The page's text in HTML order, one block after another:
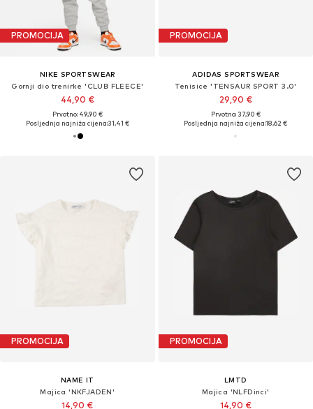
PROMOCIJA
NIKE SPORTSWEAR
Gornji dio trenirke 'CLUB FLEECE'
44,90 €
Prvotno: 49,90 €
Posljednja najniža cijena:31,41 €
PROMOCIJA
ADIDAS SPORTSWEAR
Tenisice 'TENSAUR SPORT 3.0'
29,90 €
Prvotno: 37,90 €
Posljednja najniža cijena:18,62 €
PROMOCIJA
NAME IT
Majica 'NKFJADEN'
14,90 €
PROMOCIJA
LMTD
Majica 'NLFDinci'
14,90 €